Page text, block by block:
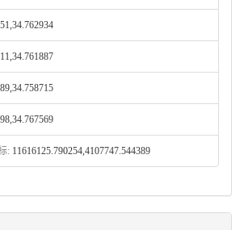
: 11616125.790254,4107747.544389